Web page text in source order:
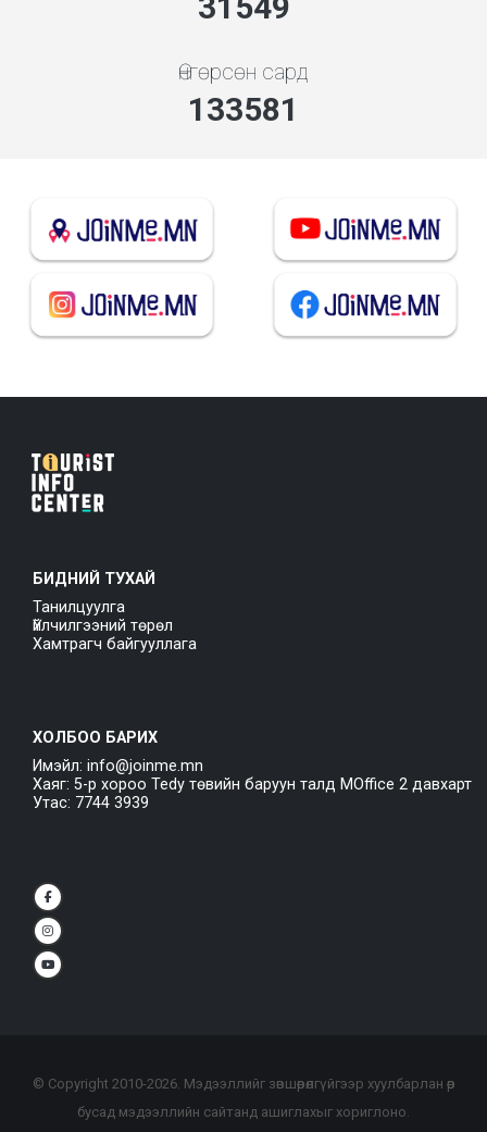
Өнгөрсөн сард
143122
БИДНИЙ ТУХАЙ
Танилцуулга
Үйлчилгээний төрөл
Хамтрагч байгууллага
ХОЛБОО БАРИХ
Имэйл: info@joinme.mn
Хаяг: 5-р хороо Tedy төвийн баруун талд MOffice 2 давхарт
Утас: 7744 3939
© Copyright 2010-2026. Мэдээллийг зөвшөөрөлгүйгээр хуулбарлан өөр
бусад мэдээллийн сайтанд ашиглахыг хориглоно.